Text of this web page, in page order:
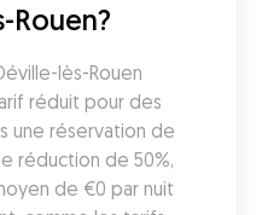
Rouen?
lès-Rouen
réduit pour des
une réservation de
réduction de 50%,
de €0 par nuit